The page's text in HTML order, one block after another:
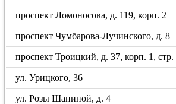
проспект Ломоносова, д. 119, корп. 2
проспект Чумбарова-Лучинского, д. 8
проспект Троицкий, д. 37, корп. 1, стр.
ул. Урицкого, 36
ул. Розы Шаниной, д. 4